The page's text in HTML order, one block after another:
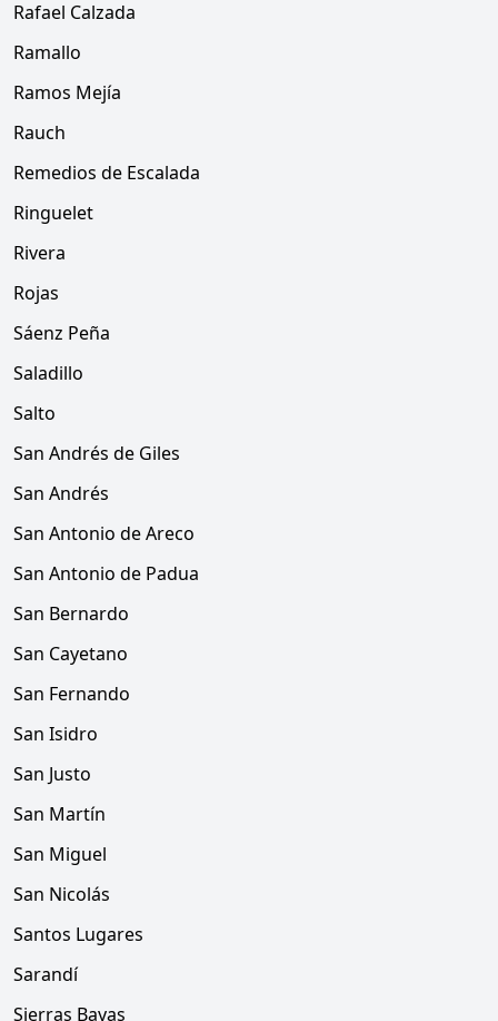
Rafael Calzada
Ramallo
Ramos Mejía
Rauch
Remedios de Escalada
Ringuelet
Rivera
Rojas
Sáenz Peña
Saladillo
Salto
San Andrés de Giles
San Andrés
San Antonio de Areco
San Antonio de Padua
San Bernardo
San Cayetano
San Fernando
San Isidro
San Justo
San Martín
San Miguel
San Nicolás
Santos Lugares
Sarandí
Sierras Bayas